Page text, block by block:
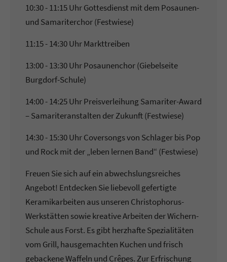
10:30 - 11:15 Uhr Gottesdienst mit dem Posaunen-
und Samariterchor (Festwiese)
11:15 - 14:30 Uhr Markttreiben
13:00 - 13:30 Uhr Posaunenchor (Giebelseite
Burgdorf-Schule)
14:00 - 14:25 Uhr Preisverleihung Samariter-Award
– Samariteranstalten der Zukunft (Festwiese)
14:30 - 15:30 Uhr Coversongs von Schlager bis Pop
und Rock mit der „leben lernen Band“ (Festwiese)
Freuen Sie sich auf ein abwechslungsreiches
Angebot! Entdecken Sie liebevoll gefertigte
Keramikarbeiten aus unseren Christophorus-
Werkstätten sowie kreative Arbeiten der Wichern-
Schule aus Forst. Es gibt herzhafte Spezialitäten
vom Grill, hausgemachten Kuchen und frisch
gebackene Waffeln und Crêpes. Zur Erfrischung